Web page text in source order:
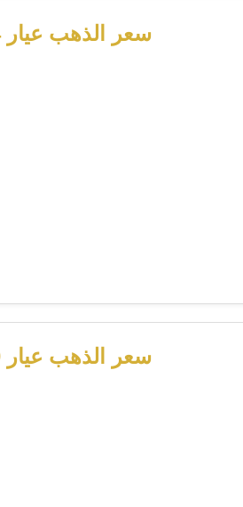
سعر الذهب عيار 14
سعر الذهب عيار 10